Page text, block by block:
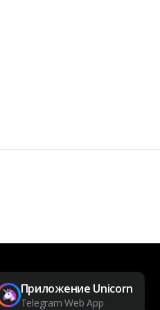
Приложение Unicorn
Telegram Web App